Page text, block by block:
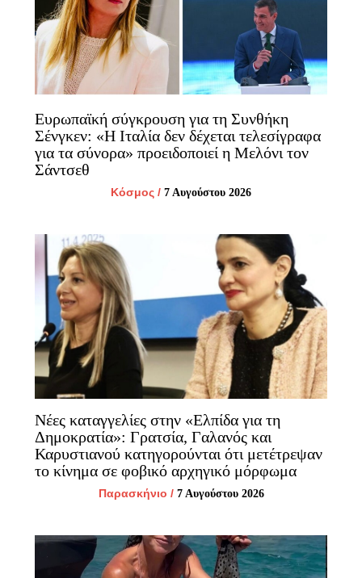
Ευρωπαϊκή σύγκρουση για τη Συνθήκη
Σένγκεν: «Η Ιταλία δεν δέχεται τελεσίγραφα
για τα σύνορα» προειδοποιεί η Μελόνι τον
Σάντσεθ
Κόσμος / 7 Αυγούστου 2026
Νέες καταγγελίες στην «Ελπίδα για τη
Δημοκρατία»: Γρατσία, Γαλανός και
Καρυστιανού κατηγορούνται ότι μετέτρεψαν
το κίνημα σε φοβικό αρχηγικό μόρφωμα
Παρασκήνιο / 7 Αυγούστου 2026